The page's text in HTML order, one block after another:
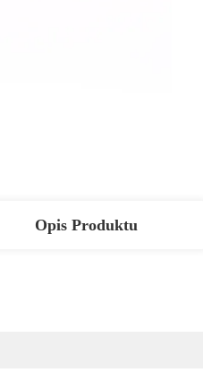
Opis Produktu